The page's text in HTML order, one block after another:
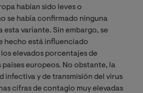
habían sido leves o
se había confirmado ninguna
esta variante. Sin embargo, se
hecho está influenciado
elevados porcentajes de
europeos. No obstante, la
infectiva y de transmisión del virus
cifras de contagio muy elevadas